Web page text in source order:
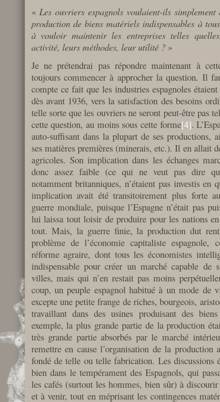
« Les ouvriers espagnols voulaient-ils
production de biens matériels indispensables à
à vouloir maintenir les entreprises telles
activité, leurs méthodes, leur utilité ?»
Je ne prétendrai pas répondre maintenant à
toujours commencer à approcher la question. Il
compte ce fait que les industries espagnoles
dès avant 1936, vers la satisfaction des besoins
telle sorte que les ouvriers ne seront peut-être pas
cette question, au moins sous cette forme[4].
auto-suffisant dans la plupart de ses productions,
ses matières premières (minerais, etc.). Il en allait
agricoles. Son implication dans les échanges
donc assez faible (ce qui ne veut pas dire
notamment britanniques, n’étaient pas investis en
implication avait été transitoirement plus forte
guerre mondiale, puisque l’Espagne n’était pas
lui laissa tout loisir de produire pour les nations
tout. Mais, la guerre finie, la production dut
problème de l’économie capitaliste
réforme agraire, dont tous les économistes
indispensable pour créer un marché capable de
villes, mais qui n’en restait pas moins
coup, un peuple espagnol habitué à un mode de
excepte une petite frange de riches, bourgeois,
travaillant dans des usines produisant des
exemple, la plus grande partie de la production
très grande partie absorbés par le marché
remettre en cause l’organisation de la production
fondé de telle ou telle fabrication. Les discussions
bien dans le tempérament des Espagnols, qui
les cafés (surtout les hommes, bien sûr) à
et à venir, tout en méprisant les contingences